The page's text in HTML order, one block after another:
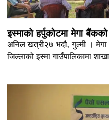
इस्माको हर्पुकोटमा मेगा
अनिल खत्री२७ भदौ, गुल्मी ।
जिल्लाको इस्मा गाउँपालिकामा